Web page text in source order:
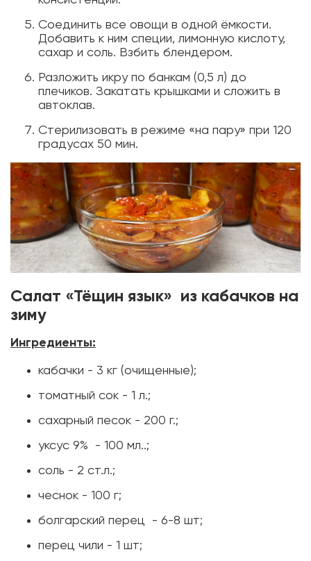
Соединить все овощи в одной ёмкости.
Добавить к ним специи, лимонную кислоту,
сахар и соль. Взбить блендером.
Разложить икру по банкам (0,5 л) до
плечиков. Закатать крышками и сложить в
автоклав.
Стерилизовать в режиме «на пару» при 120
градусах 50 мин.
Салат «Тёщин язык» из кабачков на
зиму
Ингредиенты:
кабачки - 3 кг (очищенные);
томатный сок - 1 л.;
сахарный песок - 200 г.;
уксус 9% - 100 мл..;
соль - 2 ст.л.;
чеснок - 100 г;
болгарский перец - 6-8 шт;
перец чили - 1 шт;